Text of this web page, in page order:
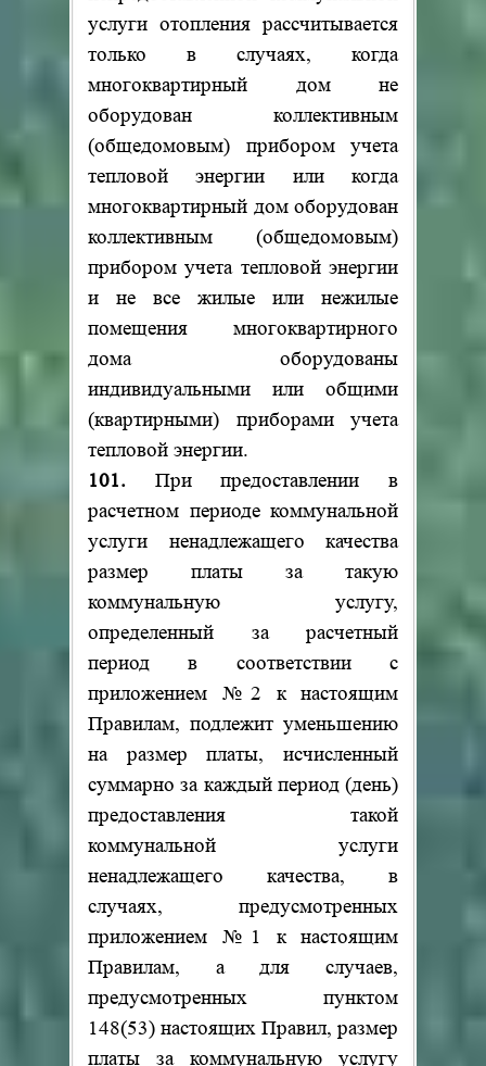
услуги отопления рассчитывается
только в случаях, когда
многоквартирный дом не
оборудован коллективным
(общедомовым) прибором учета
тепловой энергии или когда
многоквартирный дом оборудован
коллективным (общедомовым)
прибором учета тепловой энергии
и не все жилые или нежилые
помещения многоквартирного
дома оборудованы
индивидуальными или общими
(квартирными) приборами учета
тепловой энергии.
101. При предоставлении в
расчетном периоде коммунальной
услуги ненадлежащего качества
размер платы за такую
коммунальную услугу,
определенный за расчетный
период в соответствии с
приложением №2 к настоящим
Правилам, подлежит уменьшению
на размер платы, исчисленный
суммарно за каждый период (день)
предоставления такой
коммунальной услуги
ненадлежащего качества, в
случаях, предусмотренных
приложением №1 к настоящим
Правилам, а для случаев,
предусмотренных пунктом
148(53) настоящих Правил, размер
платы за коммунальную услугу